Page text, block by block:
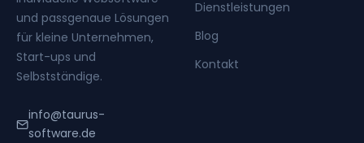
und passgenaue Lösungen
für kleine Unternehmen,
Start-ups und
Selbstständige.
info@taurus-
software.de
Dienstleistungen
Blog
Kontakt